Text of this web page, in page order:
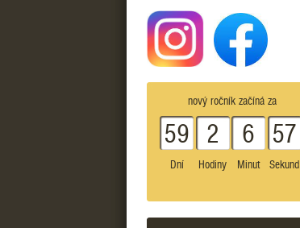
nový ročník začíná za
59
Dní
2
Hodiny
6
Minut
57
Sekund